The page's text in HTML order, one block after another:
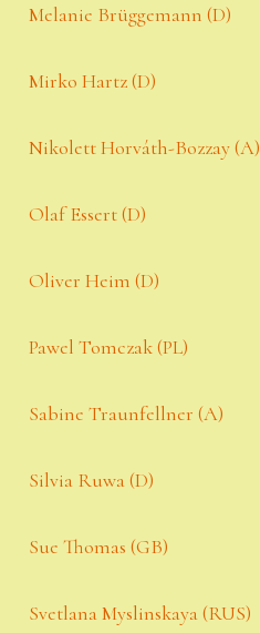
Melanie Brüggemann (D)
Mirko Hartz (D)
Nikolett Horváth-Bozzay (A)
Olaf Essert (D)
Oliver Heim (D)
Pawel Tomczak (PL)
Sabine Traunfellner (A)
Silvia Ruwa (D)
Sue Thomas (GB)
Svetlana Myslinskaya (RUS)